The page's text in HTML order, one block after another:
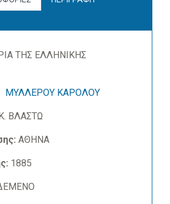
ΤΗΣ ΕΛΛΗΝΙΚΗΣ
ΜΥΛΛΕΡΟΥ ΚΑΡΟΛΟΥ
ΒΛΑΣΤΩ
ΑΘΗΝΑ
1885